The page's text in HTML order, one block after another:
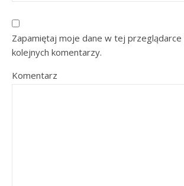
Zapamiętaj moje dane w tej przeglądarce
kolejnych komentarzy.
Komentarz